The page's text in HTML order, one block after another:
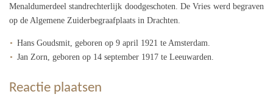
Menaldumerdeel standrechterlijk doodgeschoten. De Vries werd begraven
op de Algemene Zuiderbegraafplaats in Drachten.
Hans Goudsmit, geboren op 9 april 1921 te Amsterdam.
Jan Zorn, geboren op 14 september 1917 te Leeuwarden.
Reactie plaatsen